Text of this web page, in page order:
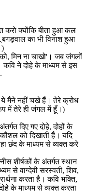
करो क्योंकि बीता हुआ कल
बगड़वाल का भी विनाश हुआ
मिन ना चाखो'। जब जंगलों
ने दोहे के माध्यम से इस
ये मैंने नहीं चखे हैं। तेरे क्रोध
में तेरे ही जंगल में हूँ।)
दिए गए दोहे, दोहों के
को दिखाती हैं। यदि
छंद के माध्यम से व्यक्त करे
शीर्षकों के अंतर्गत स्थान
से वाग्देवी सरस्वती, शिव,
करता है। कवि भक्ति,
के माध्यम से व्यक्त करता